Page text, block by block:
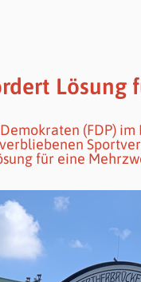
Lösung
(FDP)
für eine